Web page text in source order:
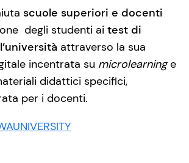
scuole superiori e docenti
degli studenti ai test di
attraverso la sua
incentrata su microlearninge
didattici specifici,
per i docenti.